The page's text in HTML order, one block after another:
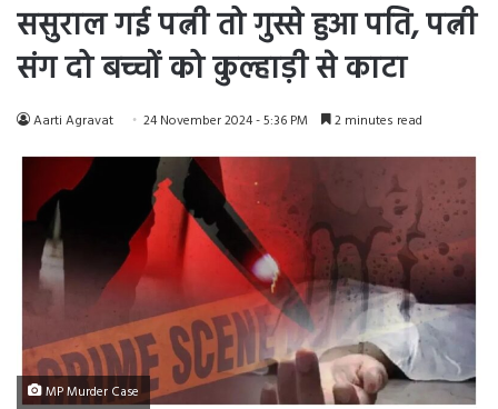
ससुराल गई पत्नी तो गुस्से हुआ पति, पत्नी
संग दो बच्चों को कुल्हाड़ी से काटा
Aarti Agravat 24 November 2024 - 5:36 PM 2 minutes read
MP Murder Case